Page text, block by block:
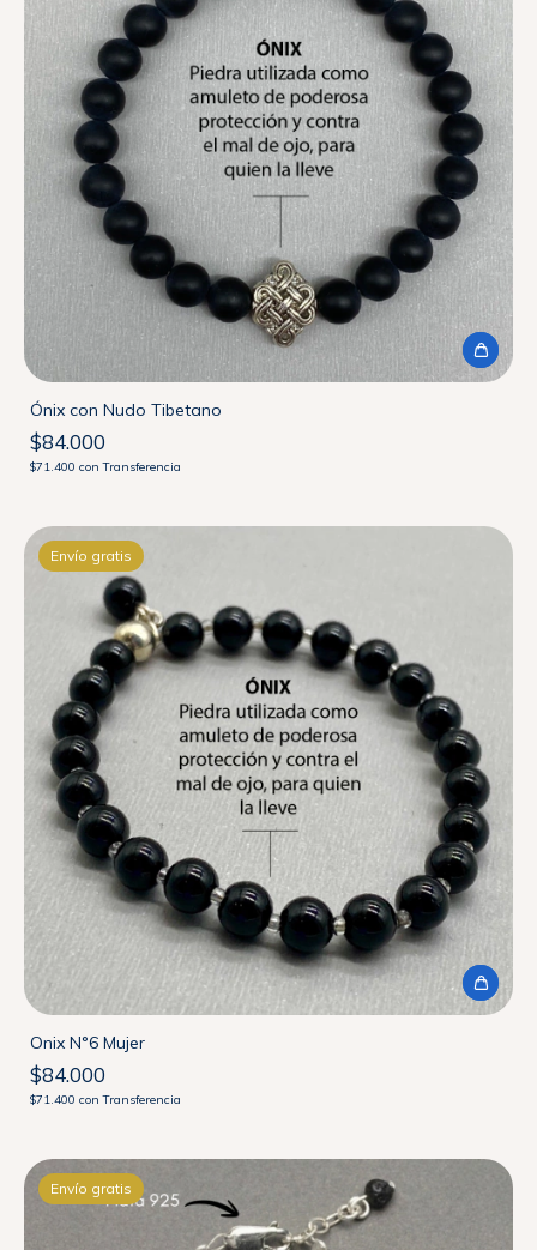
Ónix con Nudo Tibetano
$84.000
$71.400 con Transferencia
Envío gratis
Onix N°6 Mujer
$84.000
$71.400 con Transferencia
Envío gratis